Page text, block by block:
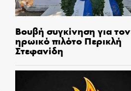
Βουβή συγκίνηση για τον
ηρωικό πιλότο Περικλή
Στεφανίδη